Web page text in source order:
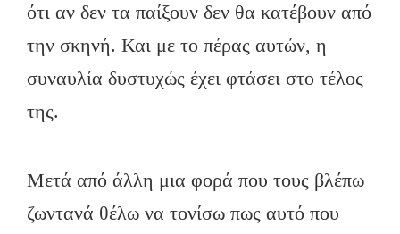
ότι αν δεν τα παίξουν δεν θα κατέβουν από
την σκηνή. Και με το πέρας αυτών, η
συναυλία δυστυχώς έχει φτάσει στο τέλος
της.
Μετά από άλλη μια φορά που τους βλέπω
ζωντανά θέλω να τονίσω πως αυτό που